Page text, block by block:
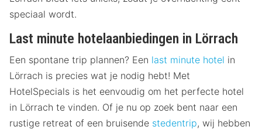
speciaal wordt.
Last minute hotelaanbiedingen in Lörrach
Een spontane trip plannen? Een last minute hotel in
Lörrach is precies wat je nodig hebt! Met
HotelSpecials is het eenvoudig om het perfecte hotel
in Lörrach te vinden. Of je nu op zoek bent naar een
rustige retreat of een bruisende stedentrip, wij hebben